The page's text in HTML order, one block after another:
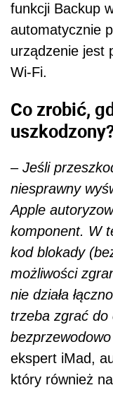
funkcji Backup
automatycznie
urządzenie jest
Wi-Fi.
Co zrobić,
– Jeśli
niesprawny
Apple
komponent. W
kod blokady
możliwości
nie działa
trzeba zgrać do
bezprzewodowo
ekspert iMad,
który również